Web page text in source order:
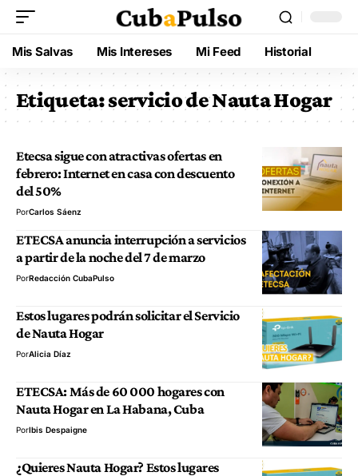
Mis Salvas Mis Intereses Mi Feed Historial
Etiqueta:servicio de Nauta Hogar
Etecsa sigue con atractivas ofertas en
febrero: Internet en casa con descuento
del 50%
PorCarlos Sáenz
ETECSA anuncia interrupción a servicios
a partir de la noche del 7 de marzo
PorRedacción CubaPulso
Estos lugares podrán solicitar el Servicio
de Nauta Hogar
PorAlicia Díaz
ETECSA: Más de 60 000 hogares con
Nauta Hogar en La Habana, Cuba
PorIbis Despaigne
¿Quieres Nauta Hogar? Estos lugares